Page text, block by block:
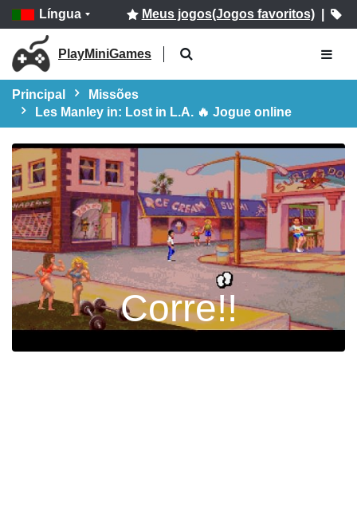
Língua Meus jogos(Jogos favoritos)|
PlayMiniGames
Principal
Missões
Les Manley in: Lost in L.A. 🔥 Jogue online
Corre!!